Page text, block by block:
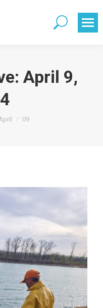
Search:
April 9,
hier:
09